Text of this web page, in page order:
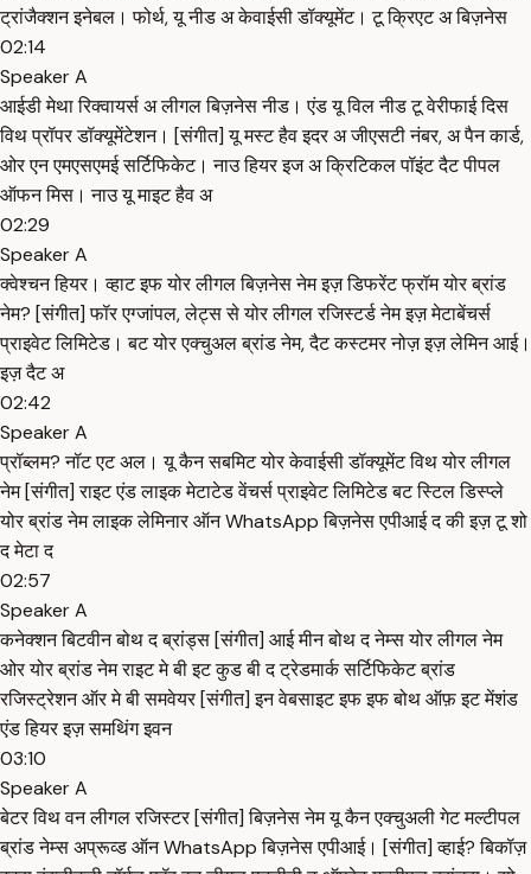
ट्रांजैक्शन इनेबल। फोर्थ, यू नीड अ केवाईसी डॉक्यूमेंट। टू क्रिएट अ बिज़नेस
02:14
Speaker A
आईडी मेथा रिक्वायर्स अ लीगल बिज़नेस नीड। एंड यू विल नीड टू वेरीफाई दिस
विथ प्रॉपर डॉक्यूमेंटेशन। [संगीत] यू मस्ट हैव इदर अ जीएसटी नंबर, अ पैन कार्ड,
ओर एन एमएसएमई सर्टिफिकेट। नाउ हियर इज अ क्रिटिकल पॉइंट दैट पीपल
ऑफन मिस। नाउ यू माइट हैव अ
02:29
Speaker A
क्वेश्चन हियर। व्हाट इफ योर लीगल बिज़नेस नेम इज़ डिफरेंट फ्रॉम योर ब्रांड
नेम? [संगीत] फॉर एग्जांपल, लेट्स से योर लीगल रजिस्टर्ड नेम इज़ मेटाबेंचर्स
प्राइवेट लिमिटेड। बट योर एक्चुअल ब्रांड नेम, दैट कस्टमर नोज़ इज़ लेमिन आई।
इज़ दैट अ
02:42
Speaker A
प्रॉब्लम? नॉट एट अल। यू कैन सबमिट योर केवाईसी डॉक्यूमेंट विथ योर लीगल
नेम [संगीत] राइट एंड लाइक मेटाटेड वेंचर्स प्राइवेट लिमिटेड बट स्टिल डिस्प्ले
योर ब्रांड नेम लाइक लेमिनार ऑन WhatsApp बिज़नेस एपीआई द की इज़ टू शो
द मेटा द
02:57
Speaker A
कनेक्शन बिटवीन बोथ द ब्रांड्स [संगीत] आई मीन बोथ द नेम्स योर लीगल नेम
ओर योर ब्रांड नेम राइट मे बी इट कुड बी द ट्रेडमार्क सर्टिफिकेट ब्रांड
रजिस्ट्रेशन ऑर मे बी समवेयर [संगीत] इन वेबसाइट इफ इफ बोथ ऑफ़ इट मेंशंड
एंड हियर इज़ समथिंग इवन
03:10
Speaker A
बेटर विथ वन लीगल रजिस्टर [संगीत] बिज़नेस नेम यू कैन एक्चुअली गेट मल्टीपल
ब्रांड नेम्स अप्रूव्ड ऑन WhatsApp बिज़नेस एपीआई। [संगीत] व्हाई? बिकॉज़